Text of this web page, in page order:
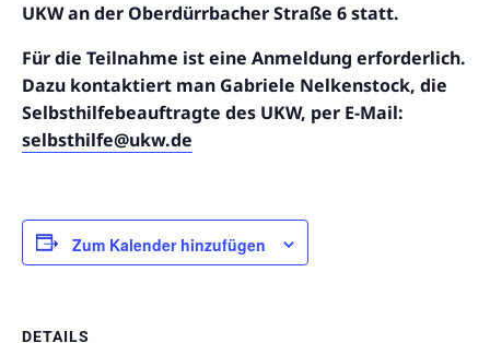
UKW an der Oberdürrbacher Straße 6 statt.
Für die Teilnahme ist eine Anmeldung erforderlich.
Dazu kontaktiert man Gabriele Nelkenstock, die
Selbsthilfebeauftragte des UKW, per E-Mail:
selbsthilfe@ukw.de
Zum Kalender hinzufügen
DETAILS